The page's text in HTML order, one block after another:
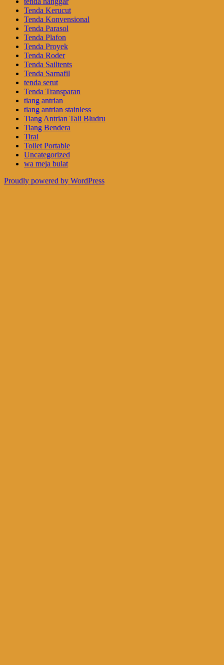
Tenda Kerucut
Tenda Konvensional
Tenda Parasol
Tenda Plafon
Tenda Proyek
Tenda Roder
Tenda Sailtents
Tenda Sarnafil
tenda serut
Tenda Transparan
tiang antrian
tiang antrian stainless
Tiang Antrian Tali Bludru
Tiang Bendera
Tirai
Toilet Portable
Uncategorized
wa meja bulat
Proudly powered by WordPress